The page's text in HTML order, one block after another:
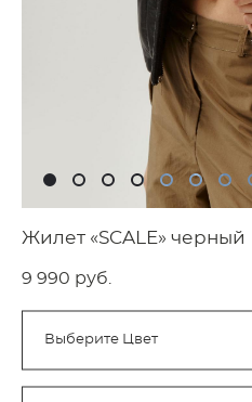
Жилет «SCALE» черный
9 990 pуб.
Выберите Цвет